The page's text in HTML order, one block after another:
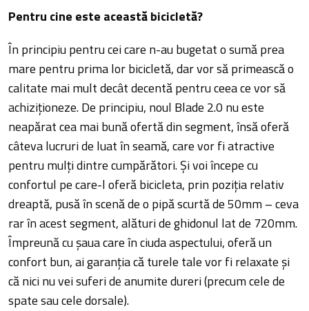
Pentru cine este această bicicletă?
În principiu pentru cei care n-au bugetat o sumă prea
mare pentru prima lor bicicletă, dar vor să primească o
calitate mai mult decât decentă pentru ceea ce vor să
achiziționeze. De principiu, noul Blade 2.0 nu este
neapărat cea mai bună ofertă din segment, însă oferă
câteva lucruri de luat în seamă, care vor fi atractive
pentru mulți dintre cumpărători. Şi voi începe cu
confortul pe care-l oferă bicicleta, prin poziția relativ
dreaptă, pusă în scenă de o pipă scurtă de 50mm – ceva
rar în acest segment, alături de ghidonul lat de 720mm.
Împreună cu șaua care în ciuda aspectului, oferă un
confort bun, ai garanția că turele tale vor fi relaxate și
că nici nu vei suferi de anumite dureri (precum cele de
spate sau cele dorsale).